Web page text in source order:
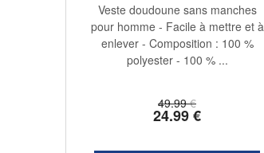
49.99 €
24.99€
Veste doudoune sans manches
pour homme - Facile à mettre et à
enlever - Composition : 100 %
polyester - 100 % ...